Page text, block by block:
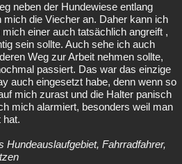
neben der Hundewiese entlang
mich die Viecher an. Daher kann ich
einer auch tatsächlich angreift ,
sein sollte. Auch sehe ich auch
Weg zur Arbeit nehmen sollte,
passiert. Das war das einzige
auch eingesetzt habe, denn wenn so
mich zurast und die Halter panisch
mich alarmiert, besonders weil man
hat.
Hundeauslaufgebiet, Fahrradfahrer,